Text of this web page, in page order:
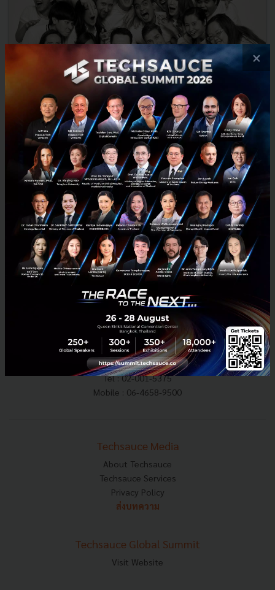
WearYouWant ธุรกิจอีคอมเมิร์ซด้านแฟชั่น ประสบความสำเร็จ
การระดมทุนระดับ Series B
WearYouWant หนึ่งใน Startup ไทยที่ดำเนินธุรกิจอีคอมเมิร์ซด้านแฟชั่น
พึ่งประกาศข่าวดีวันนี้สดๆ ร้อนๆ เมื่อได้รับเงินทุนสนับสนุนระดับ Series B
เป็นที่เรียบร้อยจากผู้เล่นยักษ์ใหญ่ด้าน...
กันยายน 24, 2015| By Techsauce Team
ZOZOTOWN Thailand Starttoday Investment
E-mail :contact@techsauce.co
Tel : 02-001-5375
Mobile : 06-4658-9500
Techsauce Media
About Techsauce
Techsauce Services
Privacy Policy
ส่งบทความ
Techsauce Global Summit
Visit Website
×